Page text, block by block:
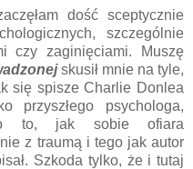
dość sceptycznie
szczególnie
czy zaginięciami. Muszę
skusił mnie na tyle,
się spisze Charlie Donlea
psychologa,
to, jak sobie ofiara
z traumą i tego jak autor
Szkoda tylko, że i tutaj